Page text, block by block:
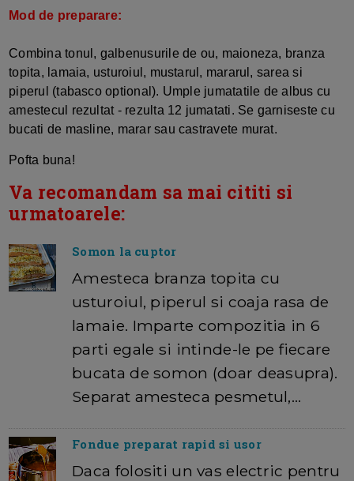
Mod de preparare:
Combina tonul, galbenusurile de ou, maioneza, branza
topita, lamaia, usturoiul, mustarul, mararul, sarea si
piperul (tabasco optional). Umple jumatatile de albus cu
amestecul rezultat - rezulta 12 jumatati. Se garniseste cu
bucati de masline, marar sau castravete murat.
Pofta buna!
Va recomandam sa mai cititi si
urmatoarele:
Somon la cuptor
Amesteca branza topita cu
usturoiul, piperul si coaja rasa de
lamaie. Imparte compozitia in 6
parti egale si intinde-le pe fiecare
bucata de somon (doar deasupra).
Separat amesteca pesmetul,…
Fondue preparat rapid si usor
Daca folositi un vas electric pentru